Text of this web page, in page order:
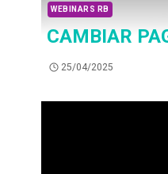
WEBINARS RB
CAMBIAR
25/04/2025